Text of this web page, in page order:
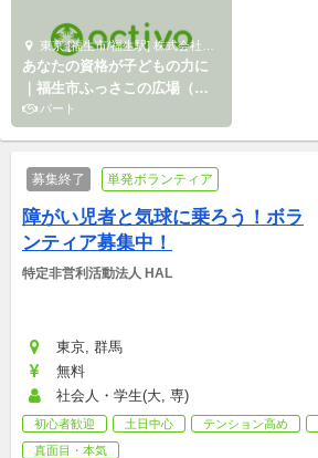
東京 [福生市/福生駅] 株式会社エデュケーショナルネットワーク
あなたの資格が子どもの力に
｜福生市ふっさこの広場（第
四小）
パート
募集終了 単発ボランティア
障がい児者と気球に乗ろう！ボラ
ンティア募集中！
特定非営利活動法人 HAL
東京, 群馬
無料
社会人・学生(大, 専)
初心者歓迎 土日中心 テンション高め
真面目・本気